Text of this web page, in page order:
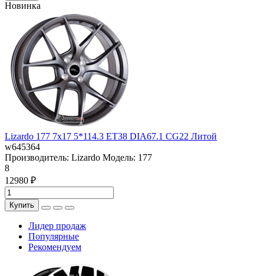
Новинка
Lizardo 177 7x17 5*114.3 ET38 DIA67.1 CG22 Литой
w645364
Производитель: Lizardo Модель: 177
8
12980 ₽
Купить
Лидер продаж
Популярные
Рекомендуем